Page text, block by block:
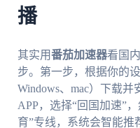
播
其实用番茄加速器看国
步。第一步，根据你的
Windows、mac）下载并
APP，选择“回国加速”
育”专线，系统会智能推